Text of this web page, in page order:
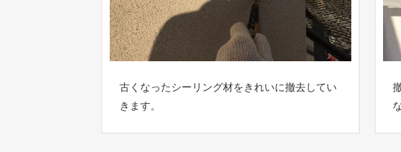
古くなったシーリング材をきれいに撤去してい
きます。